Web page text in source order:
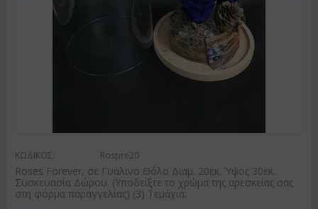
ΚΩΔΙΚΟΣ: Rospre20
Roses Forever, σε Γυάλινο Θόλο Διαμ. 20εκ. Ύψος 30εκ.
Συσκευασία Δώρου. (Υποδείξτε το χρώμα της αρεσκείας σας
στη φόρμα παραγγελίας) (3) Τεμάχια.